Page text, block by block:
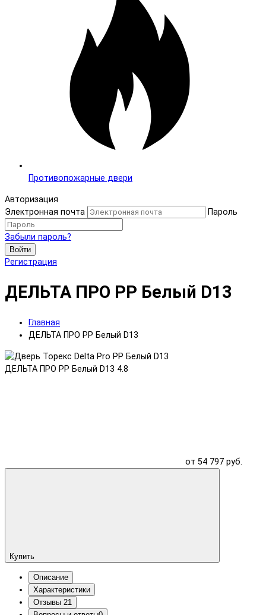
Противопожарные двери
Авторизация
Электронная почта
Пароль
Забыли пароль?
Войти
Регистрация
ДЕЛЬТА ПРО PP Белый D13
Главная
ДЕЛЬТА ПРО PP Белый D13
ДЕЛЬТА ПРО PP Белый D13 4.8
от 54 797 руб.
Купить
Описание
Характеристики
Отзывы 21